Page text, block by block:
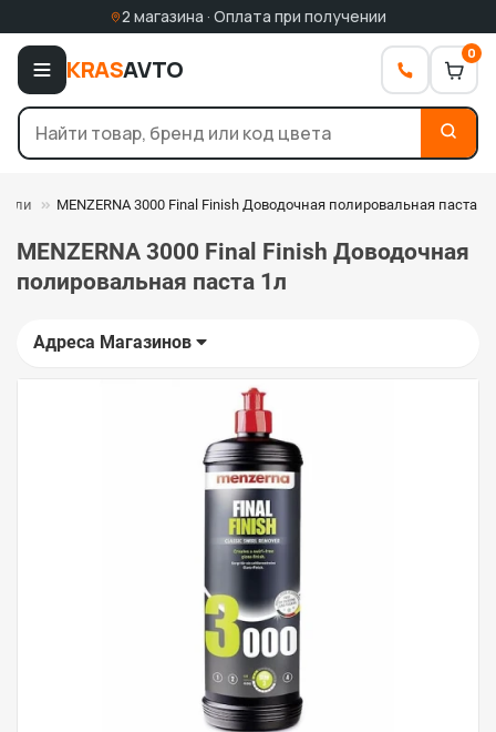
2 магазина · Оплата при получении
KRASAVTO
0
MENZERNA 3000 Final Finish Доводочная полировальная паста 1л
MENZERNA 3000 Final Finish Доводочная
полировальная паста 1л
Адреса Магазинов